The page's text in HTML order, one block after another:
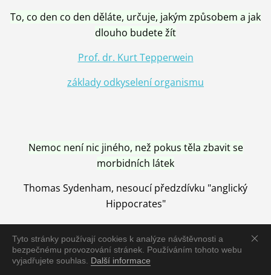
Tyto stránky používají cookies k analýze návštěvnosti a
bezpečnému provozování stránek. Používáním tohoto webu
vyjadřujete souhlas. Další informace
To, co den co den děláte, určuje, jakým způsobem a jak
dlouho budete žít
Prof. dr. Kurt Tepperwein
základy odkyselení organismu
Nemoc není nic jiného, než pokus těla zbavit se
morbidních látek
Thomas Sydenham, nesoucí předzdívku "anglický
Hippocrates"
Nemoc je vyléčena jen pomocí Přírody, neutralizací a